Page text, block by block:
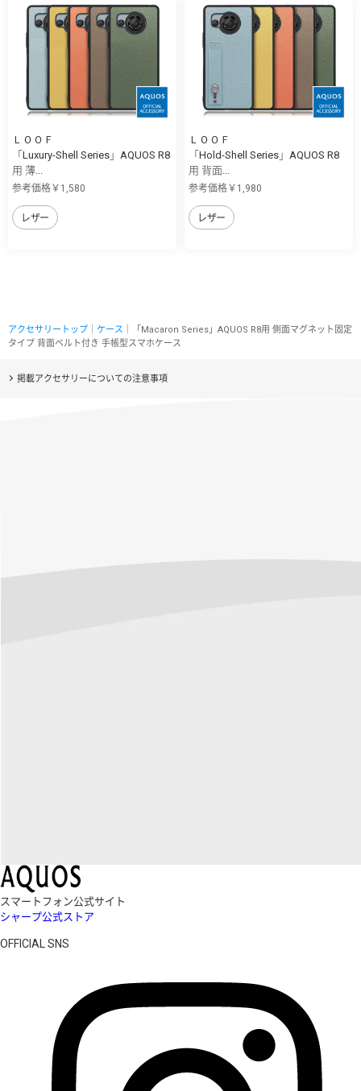
ＬＯＯＦ
「Luxury-Shell Series」AQUOS R8
用 薄...
参考価格￥1,580
レザー
ＬＯＯＦ
「Hold-Shell Series」AQUOS R8
用 背面...
参考価格￥1,980
レザー
アクセサリートップ ケース ｜「Macaron Series」AQUOS R8用 側面マグネット固定
タイプ 背面ベルト付き 手帳型スマホケース
掲載アクセサリーについての注意事項
スマートフォン公式サイト
シャープ公式ストア
OFFICIAL SNS